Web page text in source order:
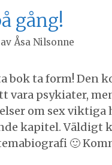
gång!
av Åsa Nilsonne
bok ta form! Den
vara psykiater,
om sex
kapitel. Väldigt
🙂